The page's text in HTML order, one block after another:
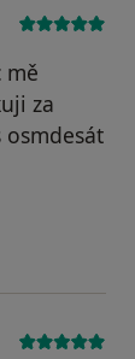
mě
za
osmdesát
Alena